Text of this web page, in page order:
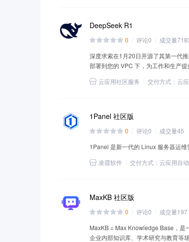
DeepSeek R1
0 评论0 成交量
深度求索在1月20日开源了其第一代
部署到您的 VPC 下，为工作和生产提
云应用社区服务
交付方式： 云
1Panel 社区版
0 评论0 成交量45
1Panel 是新一代的 Linux 服务器运维
凌霞软件
交付方式： 云应用自
MaxKB 社区版
0 评论0 成交量197
MaxKB = Max Knowledge Base，是
企业内部知识库、学术研究与教育等场